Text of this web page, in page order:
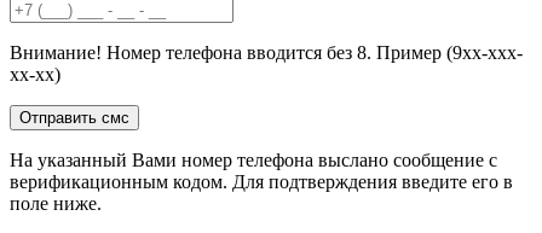
Внимание! Номер телефона вводится без 8. Пример (9хх-ххх-
хх-хх)
На указанный Вами номер телефона выслано сообщение с
верификационным кодом. Для подтверждения введите его в
поле ниже.